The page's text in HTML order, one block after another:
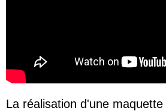
La réalisation d'une